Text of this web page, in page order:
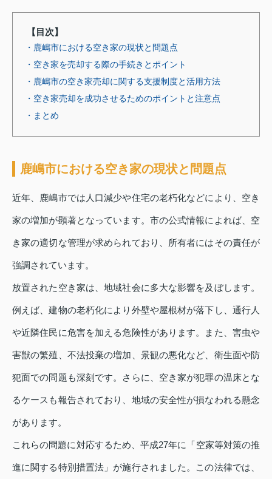
【目次】
・鹿嶋市における空き家の現状と問題点
・空き家を売却する際の手続きとポイント
・鹿嶋市の空き家売却に関する支援制度と活用方法
・空き家売却を成功させるためのポイントと注意点
・まとめ
鹿嶋市における空き家の現状と問題点
近年、鹿嶋市では人口減少や住宅の老朽化などにより、空き
家の増加が顕著となっています。市の公式情報によれば、空
き家の適切な管理が求められており、所有者にはその責任が
強調されています。
放置された空き家は、地域社会に多大な影響を及ぼします。
例えば、建物の老朽化により外壁や屋根材が落下し、通行人
や近隣住民に危害を加える危険性があります。また、害虫や
害獣の繁殖、不法投棄の増加、景観の悪化など、衛生面や防
犯面での問題も深刻です。さらに、空き家が犯罪の温床とな
るケースも報告されており、地域の安全性が損なわれる懸念
があります。
これらの問題に対応するため、平成27年に「空家等対策の推
進に関する特別措置法」が施行されました。この法律では、